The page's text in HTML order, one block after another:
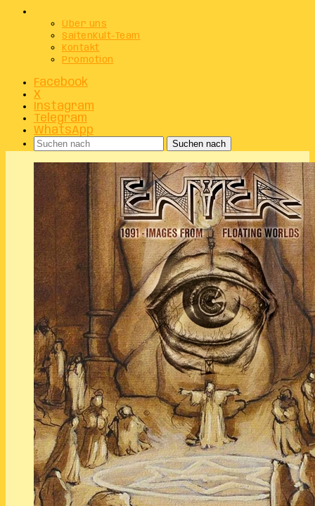
Über uns
SaitenKult-Team
Kontakt
Promotion
Facebook
X
Instagram
Telegram
WhatsApp
Suchen nach